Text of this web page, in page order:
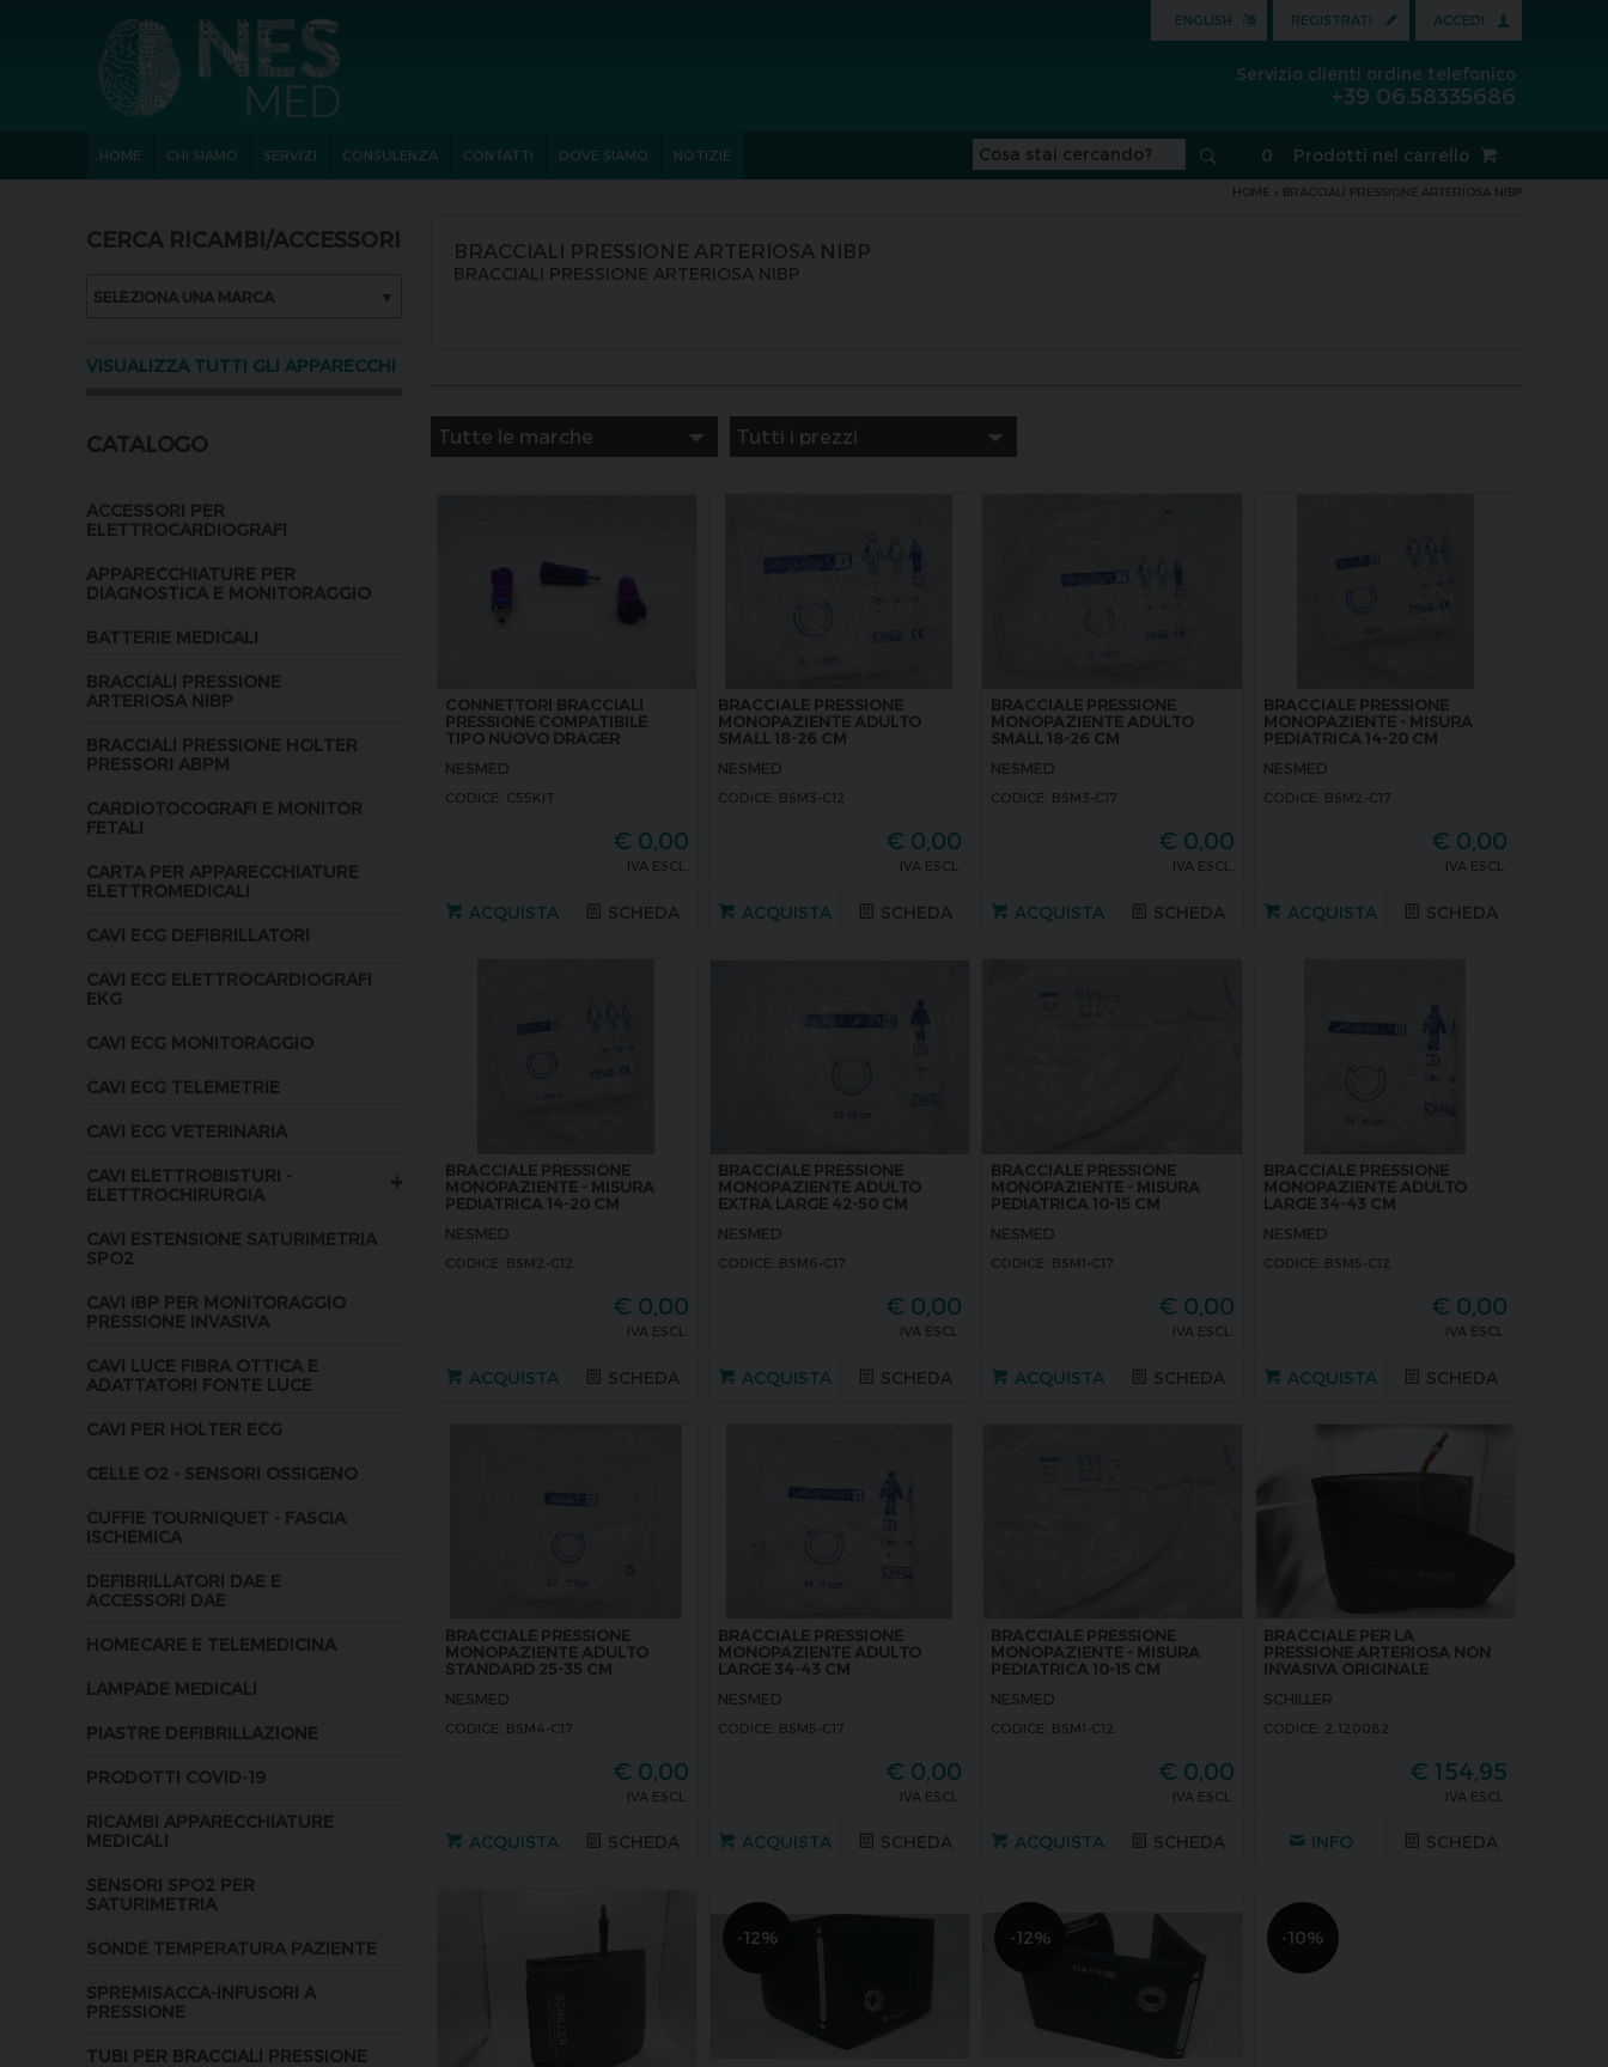
ACCEDI
REGISTRATI
ENGLISH
Servizio clienti ordine telefonico
+39 06.58335686
HOME CHI SIAMO SERVIZI CONSULENZA CONTATTI DOVE SIAMO NOTIZIE 0 Prodotti nel carrello
HOME BRACCIALI PRESSIONE ARTERIOSA NIBP
CERCA RICAMBI/ACCESSORI
SELEZIONA UNA MARCA ▼
VISUALIZZA TUTTI GLI APPARECCHI
CATALOGO
ACCESSORI PER
ELETTROCARDIOGRAFI
APPARECCHIATURE PER
DIAGNOSTICA E MONITORAGGIO
BATTERIE MEDICALI
BRACCIALI PRESSIONE
ARTERIOSA NIBP
BRACCIALI PRESSIONE HOLTER
PRESSORI ABPM
CARDIOTOCOGRAFI E MONITOR
FETALI
CARTA PER APPARECCHIATURE
ELETTROMEDICALI
CAVI ECG DEFIBRILLATORI
CAVI ECG ELETTROCARDIOGRAFI
EKG
CAVI ECG MONITORAGGIO
CAVI ECG TELEMETRIE
CAVI ECG VETERINARIA
CAVI ELETTROBISTURI -
ELETTROCHIRURGIA
+
CAVI ESTENSIONE SATURIMETRIA
SPO2
CAVI IBP PER MONITORAGGIO
PRESSIONE INVASIVA
CAVI LUCE FIBRA OTTICA E
ADATTATORI FONTE LUCE
CAVI PER HOLTER ECG
CELLE O2 - SENSORI OSSIGENO
CUFFIE TOURNIQUET - FASCIA
ISCHEMICA
DEFIBRILLATORI DAE E
ACCESSORI DAE
HOMECARE E TELEMEDICINA
LAMPADE MEDICALI
PIASTRE DEFIBRILLAZIONE
PRODOTTI COVID-19
RICAMBI APPARECCHIATURE
MEDICALI
SENSORI SPO2 PER
SATURIMETRIA
SONDE TEMPERATURA PAZIENTE
SPREMISACCA-INFUSORI A
PRESSIONE
TUBI PER BRACCIALI PRESSIONE
BRACCIALI PRESSIONE ARTERIOSA NIBP
BRACCIALI PRESSIONE ARTERIOSA NIBP
CONNETTORI BRACCIALI
PRESSIONE COMPATIBILE
TIPO NUOVO DRAGER
NESMED
CODICE: C55KIT
€ 0,00
IVA ESCL.
ACQUISTA SCHEDA
BRACCIALE PRESSIONE
MONOPAZIENTE ADULTO
SMALL 18-26 CM
NESMED
CODICE: BSM3-C12
€ 0,00
IVA ESCL.
ACQUISTA SCHEDA
BRACCIALE PRESSIONE
MONOPAZIENTE ADULTO
SMALL 18-26 CM
NESMED
CODICE: BSM3-C17
€ 0,00
IVA ESCL.
ACQUISTA SCHEDA
BRACCIALE PRESSIONE
MONOPAZIENTE - MISURA
PEDIATRICA 14-20 CM
NESMED
CODICE: BSM2-C17
€ 0,00
IVA ESCL.
ACQUISTA SCHEDA
BRACCIALE PRESSIONE
MONOPAZIENTE - MISURA
PEDIATRICA 14-20 CM
NESMED
CODICE: BSM2-C12
€ 0,00
IVA ESCL.
ACQUISTA SCHEDA
BRACCIALE PRESSIONE
MONOPAZIENTE ADULTO
EXTRA LARGE 42-50 CM
NESMED
CODICE: BSM6-C17
€ 0,00
IVA ESCL.
ACQUISTA SCHEDA
BRACCIALE PRESSIONE
MONOPAZIENTE - MISURA
PEDIATRICA 10-15 CM
NESMED
CODICE: BSM1-C17
€ 0,00
IVA ESCL.
ACQUISTA SCHEDA
BRACCIALE PRESSIONE
MONOPAZIENTE ADULTO
LARGE 34-43 CM
NESMED
CODICE: BSM5-C12
€ 0,00
IVA ESCL.
ACQUISTA SCHEDA
BRACCIALE PRESSIONE
MONOPAZIENTE ADULTO
STANDARD 25-35 CM
NESMED
CODICE: BSM4-C17
€ 0,00
IVA ESCL.
ACQUISTA SCHEDA
BRACCIALE PRESSIONE
MONOPAZIENTE ADULTO
LARGE 34-43 CM
NESMED
CODICE: BSM5-C17
€ 0,00
IVA ESCL.
ACQUISTA SCHEDA
BRACCIALE PRESSIONE
MONOPAZIENTE - MISURA
PEDIATRICA 10-15 CM
NESMED
CODICE: BSM1-C12
€ 0,00
IVA ESCL.
ACQUISTA SCHEDA
BRACCIALE PER LA
PRESSIONE ARTERIOSA NON
INVASIVA ORIGINALE
SCHILLER
CODICE: 2.120082
€ 154,95
IVA ESCL.
INFO SCHEDA
-12% -12% -10%